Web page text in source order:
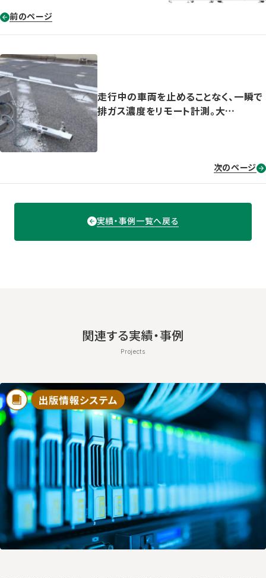
前のページ
走行中の車両を止めることなく、一瞬で
排ガス濃度をリモート計測。大…
次のページ
実績・事例一覧へ戻る
関連する実績・事例